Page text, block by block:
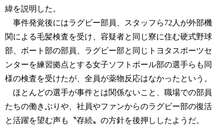
緯を説明した。
事件発覚後にはラグビー部員、スタッフら72人が外部機
関による毛髪検査を受け、容疑者と同じ寮に住む硬式野球
部、ボート部の部員、ラグビー部と同じトヨタスポーツセ
ンターを練習拠点とする女子ソフトボール部の選手らも同
様の検査を受けたが、全員が薬物反応はなかったという。
ほとんどの選手が事件とは関係ないこと、職場での部員
たちの働きぶりや、社員やファンからのラグビー部の復活
と活躍を望む声も〝存続〟の方針を後押ししたようだ。